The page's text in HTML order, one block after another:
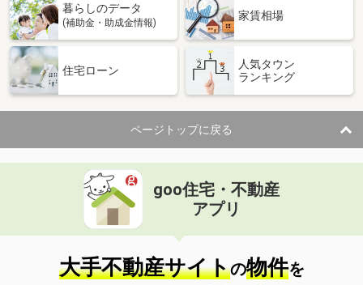
暮らしのデータ
(補助金・助成金情報)
家賃相場
住宅ローン
人気タウン
ランキング
ページトップに戻る
goo住宅・不動産
アプリ
大手不動産サイトの物件を